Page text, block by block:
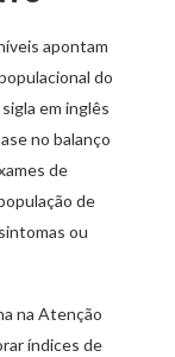
apontam
do
em inglês
no balanço
de
de
ou
na Atenção
índices de